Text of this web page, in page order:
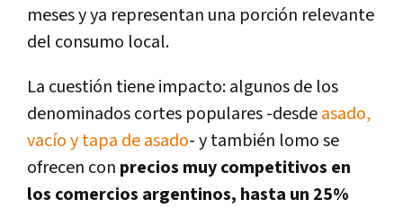
meses y ya representan una porción relevante
del consumo local.
La cuestión tiene impacto: algunos de los
denominados cortes populares -desdeasado,
vacío y tapa de asado- y también lomo se
ofrecen con precios muy competitivos en
los comercios argentinos, hasta un 25%